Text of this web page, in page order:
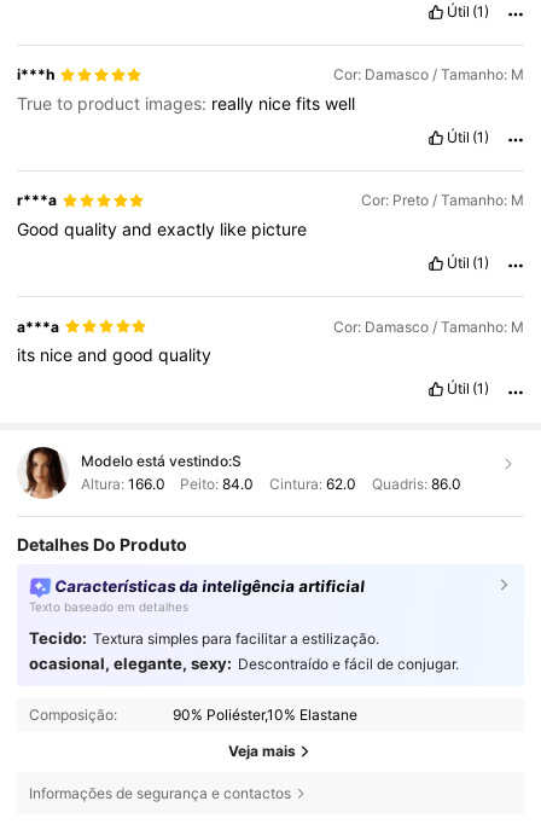
Útil (1)
i***h Cor: Damasco / Tamanho: M
True to product images: really nicefitswell
Útil (1)
r***a Cor: Preto / Tamanho: M
Goodqualityandexactly like picture
Útil (1)
a***a Cor: Damasco / Tamanho: M
its niceandgoodquality
Útil (1)
Modelo está vestindo:S
Altura: 166.0 Peito:84.0 Cintura: 62.0 Quadris: 86.0
Detalhes Do Produto
Características da inteligência artificial
Texto baseado em detalhes
Tecido: Textura simples para facilitar a estilização.
ocasional, elegante, sexy: Descontraído e fácil de conjugar.
Composição: 90% Poliéster,10% Elastane
Veja mais
Informações de segurança e contactos